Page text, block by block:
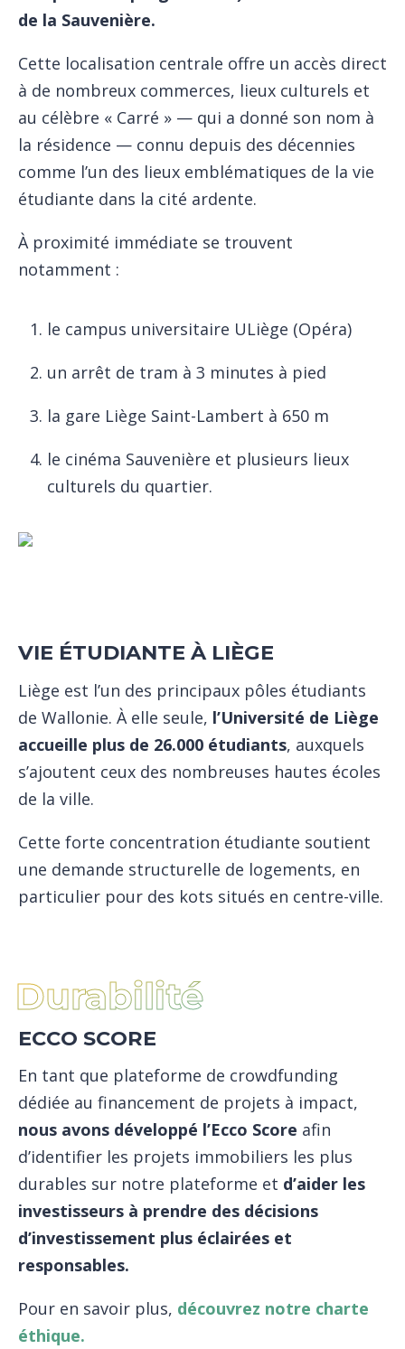
de la Sauvenière.
Cette localisation centrale offre un accès direct
à de nombreux commerces, lieux culturels et
au célèbre « Carré » — qui a donné son nom à
la résidence — connu depuis des décennies
comme l’un des lieux emblématiques de la vie
étudiante dans la cité ardente.
À proximité immédiate se trouvent
notamment :
le campus universitaire ULiège (Opéra)
un arrêt de tram à 3 minutes à pied
la gare Liège Saint-Lambert à 650 m
le cinéma Sauvenière et plusieurs lieux
culturels du quartier.
VIE ÉTUDIANTE À LIÈGE
Liège est l’un des principaux pôles étudiants
de Wallonie. À elle seule, l’Université de Liège
accueille plus de 26.000 étudiants, auxquels
s’ajoutent ceux des nombreuses hautes écoles
de la ville.
Cette forte concentration étudiante soutient
une demande structurelle de logements, en
particulier pour des kots situés en centre-ville.
Durabilité
ECCO SCORE
En tant que plateforme de crowdfunding
dédiée au financement de projets à impact,
nous avons développé l’Ecco Score afin
d’identifier les projets immobiliers les plus
durables sur notre plateforme et d’aider les
investisseurs à prendre des décisions
d’investissement plus éclairées et
responsables.
Pour en savoir plus, découvrez notre charte
éthique.